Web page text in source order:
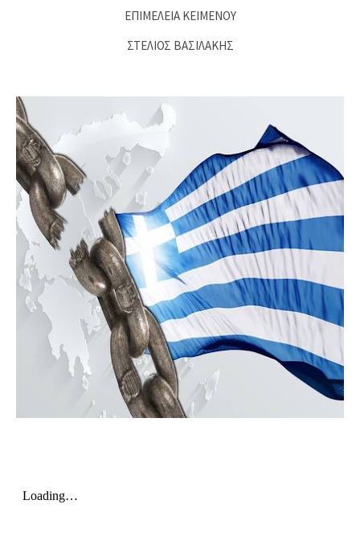
ΕΠΙΜΕΛΕΙΑ ΚΕΙΜΕΝΟΥ
ΣΤΕΛΙΟΣ ΒΑΣΙΛΑΚΗΣ